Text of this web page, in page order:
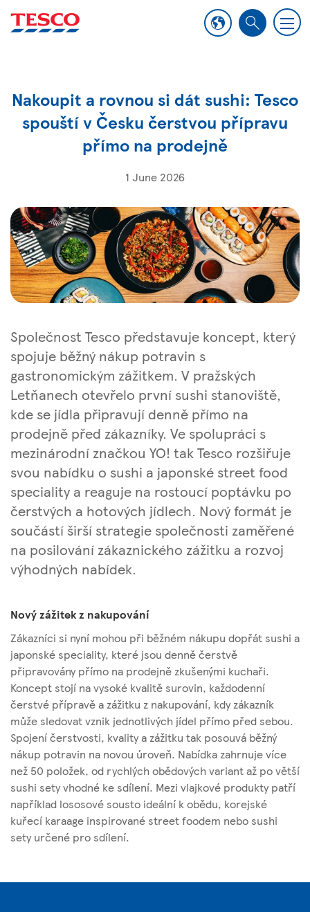
S
c
M
e
Nakoupit a rovnou si dát sushi: Tesco
spouští v Česku čerstvou přípravu
přímo na prodejně
1 June 2026
Společnost Tesco představuje koncept, který
spojuje běžný nákup potravin s
gastronomickým zážitkem. V pražských
Letňanech otevřelo první sushi stanoviště,
kde se jídla připravují denně přímo na
prodejně před zákazníky. Ve spolupráci s
mezinárodní značkou YO! tak Tesco rozšiřuje
svou nabídku o sushi a japonské street food
speciality a reaguje na rostoucí poptávku po
čerstvých a hotových jídlech. Nový formát je
součástí širší strategie společnosti zaměřené
na posilování zákaznického zážitku a rozvoj
výhodných nabídek.
Nový zážitek z nakupování
Zákazníci si nyní mohou při běžném nákupu dopřát sushi a
japonské speciality, které jsou denně čerstvě
připravovány přímo na prodejně zkušenými kuchaři.
Koncept stojí na vysoké kvalitě surovin, každodenní
čerstvé přípravě a zážitku z nakupování, kdy zákazník
může sledovat vznik jednotlivých jídel přímo před sebou.
Spojení čerstvosti, kvality a zážitku tak posouvá běžný
nákup potravin na novou úroveň. Nabídka zahrnuje více
než 50 položek, od rychlých obědových variant až po větší
sushi sety vhodné ke sdílení. Mezi vlajkové produkty patří
například lososové sousto ideální k obědu, korejské
kuřecí karaage inspirované street foodem nebo sushi
sety určené pro sdílení.